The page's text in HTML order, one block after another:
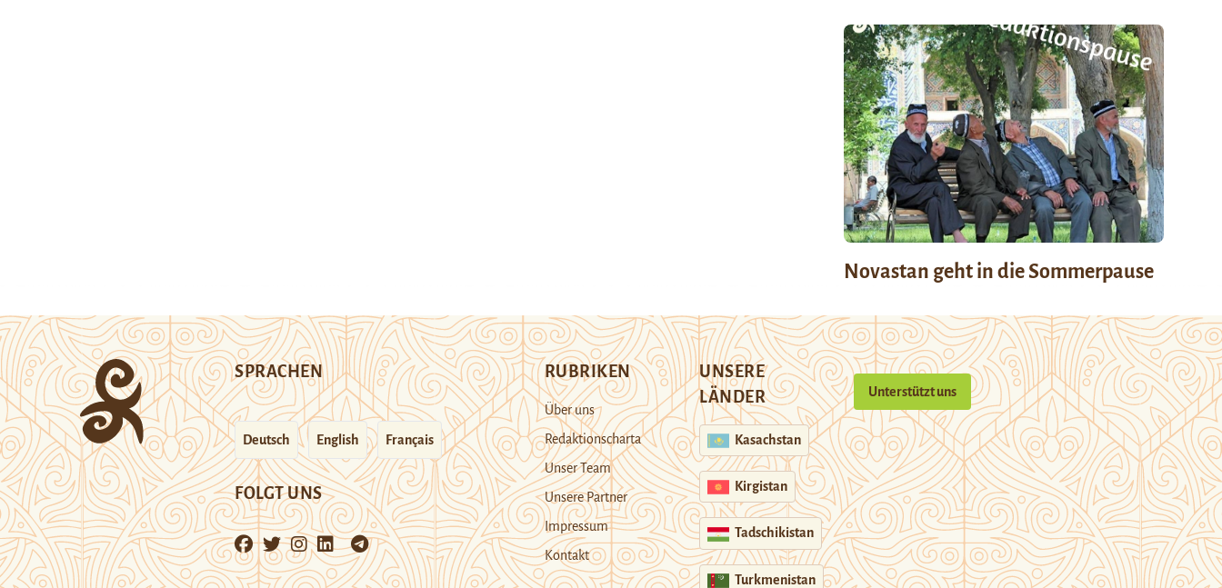
Novastan geht in die Sommerpause
SPRACHEN
Deutsch English Français
FOLGT UNS
RUBRIKEN
Über uns
Redaktionscharta
Unser Team
Unsere Partner
Impressum
Kontakt
UNSERE
LÄNDER
Kasachstan
Kirgistan
Tadschikistan
Turkmenistan
Unterstützt uns